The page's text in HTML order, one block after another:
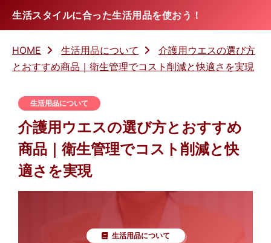
生活スタイルに合った生活用品を使おう！
HOME 生活用品について
介護用ウエスの選び方
とおすすめ商品｜衛生管理でコスト削減と快適さを実現
生活用品について
介護用ウエスの選び方とおすすめ
商品｜衛生管理でコスト削減と快
適さを実現
生活用品について